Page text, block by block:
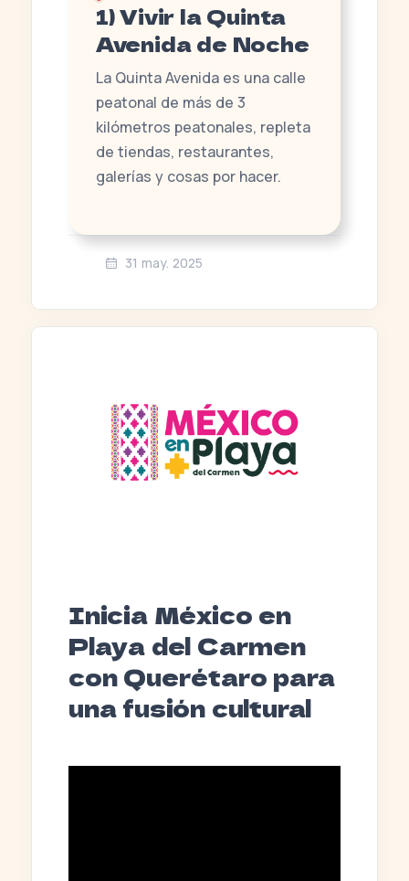
1) Vivir la Quinta
Avenida de Noche
La Quinta Avenida es una calle
peatonal de más de 3
kilómetros peatonales, repleta
de tiendas, restaurantes,
galerías y cosas por hacer.
31 may. 2025
Inicia México en
Playa del Carmen
con Querétaro para
una fusión cultural